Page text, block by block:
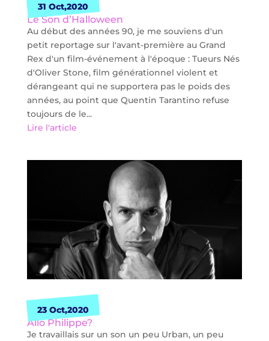
31 Oct,2020
Le Son d’Halloween
Au début des années 90, je me souviens d'un
petit reportage sur l'avant-première au Grand
Rex d'un film-événement à l'époque : Tueurs Nés
d'Oliver Stone, film générationnel violent et
dérangeant qui ne supportera pas le poids des
années, au point que Quentin Tarantino refuse
toujours de le...
Lire l'article
23 Oct,2020
Allo Philippe?
Je travaillais sur un son un peu Urban, un peu